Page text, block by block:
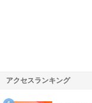
アクセスランキング